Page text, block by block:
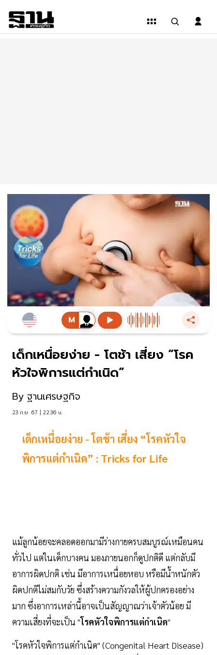
เด็กเหนื่อยง่าย - โตช้า เสี่ยง “โรค
หัวใจพิการแต่กำเนิด”
By ฐานเศรษฐกิจ
23 ก.ย. 67 | 22:36 น.
เด็กเหนื่อยง่าย - โตช้า เสี่ยง “โรคหัวใจ
พิการแต่กำเนิด” : Tricks for Life
แม้ลูกน้อยจะคลอดออกมามีร่างกายครบสมบูรณ์เหมือนคน
ทั่วไป แต่ในเด็กบางคน มองภายนอกก็ดูปกติดี แต่กลับมี
อาการผิดปกติ เช่น มีอาการเหนื่อยหอบ หรือมีน้ำหนักตัว
ผิดปกติไม่สมกับวัย ซึ่งสร้างความกังวลให้ผู้ปกครองอย่าง
มาก ซึ่งอาการเหล่านี้อาจเป็นสัญญาณว่าเจ้าตัวน้อย มี
ความเสี่ยงที่จะเป็น "โรคหัวใจพิการแต่กำเนิด"
"โรคหัวใจพิการแต่กำเนิด" (Congenital Heart Disease)